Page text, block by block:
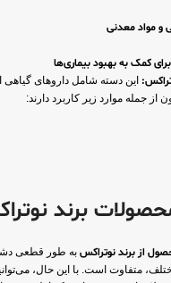
و مواد معدنی
کمک به بهبود بیماری‌ها
این دسته شامل داروهای
از جمله موارد زیر کاربرد دارند:
برند
از برند نوتراکس به طور قطعی
متفاوت است. با این حال،